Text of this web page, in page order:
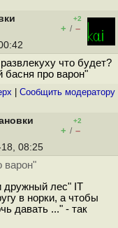
+2
+ / –
что будет?
басня про варон"
Cообщить модератору
+2
+ / –
08:25
варон"
дружный лес" IT
в норки, а чтобы
давать ..." - так